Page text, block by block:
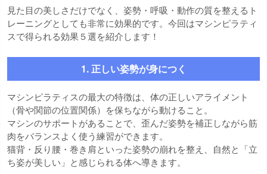
見た目の美しさだけでなく、姿勢・呼吸・動作の質を整えるト
レーニングとしても非常に効果的です。今回はマシンピラティ
スで得られる効果５選を紹介します！
1. 正しい姿勢が身につく
マシンピラティスの最大の特徴は、体の正しいアライメント
（骨や関節の位置関係）を保ちながら動けること。
マシンのサポートがあることで、歪んだ姿勢を補正しながら筋
肉をバランスよく使う練習ができます。
猫背・反り腰・巻き肩といった姿勢の崩れを整え、自然と「立
ち姿が美しい」と感じられる体へ導きます。